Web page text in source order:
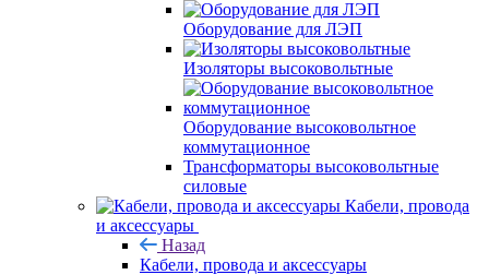
Оборудование для ЛЭП
Изоляторы высоковольтные
Оборудование высоковольтное
коммутационное
Трансформаторы высоковольтные
силовые
Кабели, провода
и аксессуары
Назад
Кабели, провода и аксессуары